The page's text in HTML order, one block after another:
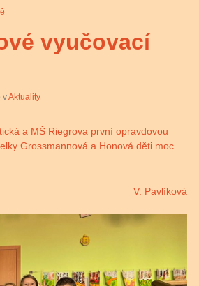
vyučovací
vAktuality
a MŠ Riegrova první opravdovou
Grossmannová a Honová děti moc
V. Pavlíková